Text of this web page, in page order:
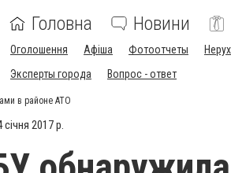
Головна Новини
Оголошення Афіша Фотоотчеты
Эксперты города
Вопрос - ответ
в районе АТО
січня 2017 р.